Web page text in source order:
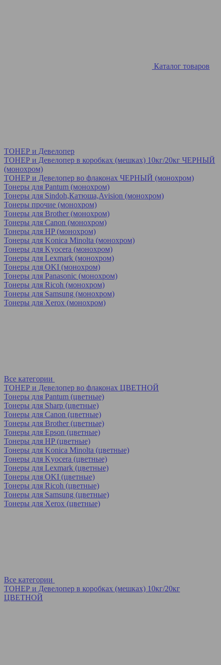
Каталог товаров
ТОНЕР и Девелопер
ТОНЕР и Девелопер в коробках (мешках) 10кг/20кг ЧЕРНЫЙ
(монохром)
ТОНЕР и Девелопер во флаконах ЧЕРНЫЙ (монохром)
Тонеры для Pantum (монохром)
Тонеры для Sindoh,Катюша,Avision (монохром)
Тонеры прочие (монохром)
Тонеры для Brother (монохром)
Тонеры для Canon (монохром)
Тонеры для HP (монохром)
Тонеры для Konica Minolta (монохром)
Тонеры для Kyocera (монохром)
Тонеры для Lexmark (монохром)
Тонеры для OKI (монохром)
Тонеры для Panasonic (монохром)
Тонеры для Ricoh (монохром)
Тонеры для Samsung (монохром)
Тонеры для Xerox (монохром)
Все категории
ТОНЕР и Девелопер во флаконах ЦВЕТНОЙ
Тонеры для Pantum (цветные)
Тонеры для Sharp (цветные)
Тонеры для Canon (цветные)
Тонеры для Brother (цветные)
Тонеры для Epson (цветные)
Тонеры для HP (цветные)
Тонеры для Konica Minolta (цветные)
Тонеры для Kyocera (цветные)
Тонеры для Lexmark (цветные)
Тонеры для OKI (цветные)
Тонеры для Ricoh (цветные)
Тонеры для Samsung (цветные)
Тонеры для Xerox (цветные)
Все категории
ТОНЕР и Девелопер в коробках (мешках) 10кг/20кг
ЦВЕТНОЙ